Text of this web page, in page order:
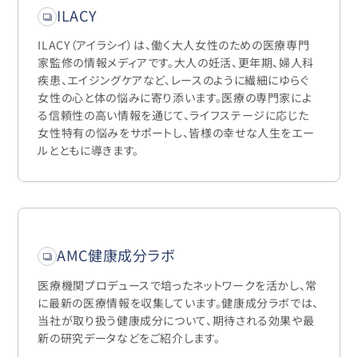
ILACY
ILACY（アイラシイ）は、働く大人女性のための医療専門
家監修の情報メディアです。大人の妊活、更年期、婦人科
疾患、エイジングケアなど、レースのように繊細にゆらぐ
女性の心と体の悩みに寄り添います。医療の専門家によ
る信頼性の高い情報を通じて、ライフステージに応じた
女性特有の悩みをサポートし、皆様の幸せな人生をエー
ルとともに導きます。
AMC健康成分ラボ
医療機関プロデュースで培ったネットワークを活かし、常
に最新の医療情報を収集しています。健康成分ラボでは、
当社が取り扱う健康成分について、期待される効果や最
新の研究データなどをご紹介します。